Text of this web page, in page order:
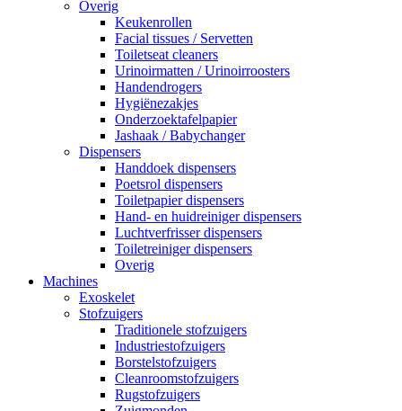
Overig
Keukenrollen
Facial tissues / Servetten
Toiletseat cleaners
Urinoirmatten / Urinoirroosters
Handendrogers
Hygiënezakjes
Onderzoektafelpapier
Jashaak / Babychanger
Dispensers
Handdoek dispensers
Poetsrol dispensers
Toiletpapier dispensers
Hand- en huidreiniger dispensers
Luchtverfrisser dispensers
Toiletreiniger dispensers
Overig
Machines
Exoskelet
Stofzuigers
Traditionele stofzuigers
Industriestofzuigers
Borstelstofzuigers
Cleanroomstofzuigers
Rugstofzuigers